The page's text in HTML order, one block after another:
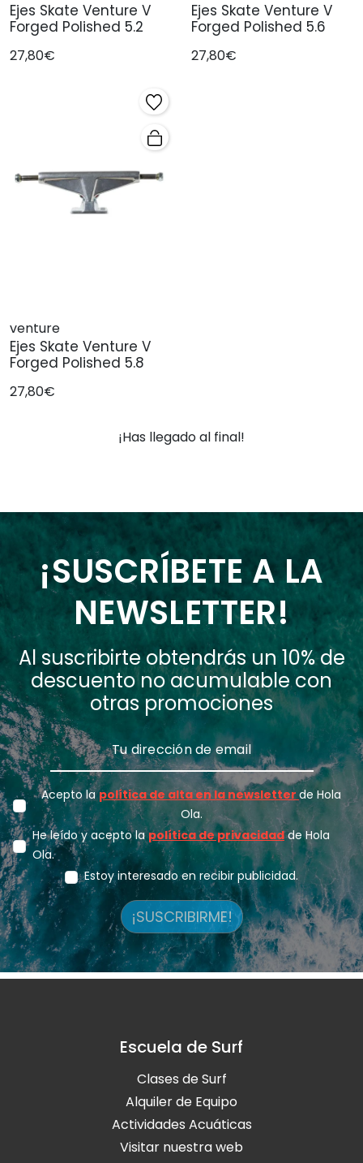
Ejes Skate Venture V
Forged Polished 5.2
27,80€
Ejes Skate Venture V
Forged Polished 5.6
27,80€
venture
Ejes Skate Venture V
Forged Polished 5.8
27,80€
¡Has llegado al final!
¡SUSCRÍBETE A LA
NEWSLETTER!
Al suscribirte obtendrás un 10% de
descuento no acumulable con
otras promociones
Acepto lapolítica de alta en la newsletter de Hola
Ola.
He leído y acepto lapolítica de privacidadde Hola
Ola.
Estoy interesado en recibir publicidad.
¡SUSCRIBIRME!
Escuela de Surf
Clases de Surf
Alquiler de Equipo
Actividades Acuáticas
Visitar nuestra web